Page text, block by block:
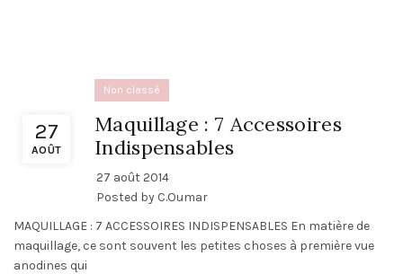
27
AOÛT
Non classé
Maquillage : 7 Accessoires
Indispensables
27 août 2014
Posted by C.Oumar
MAQUILLAGE : 7 ACCESSOIRES INDISPENSABLES En matière de
maquillage, ce sont souvent les petites choses à première vue
anodines qui